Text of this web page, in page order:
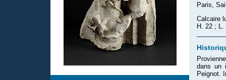
Paris,
Calcaire
H. 22 ;
dans un
Peignot.